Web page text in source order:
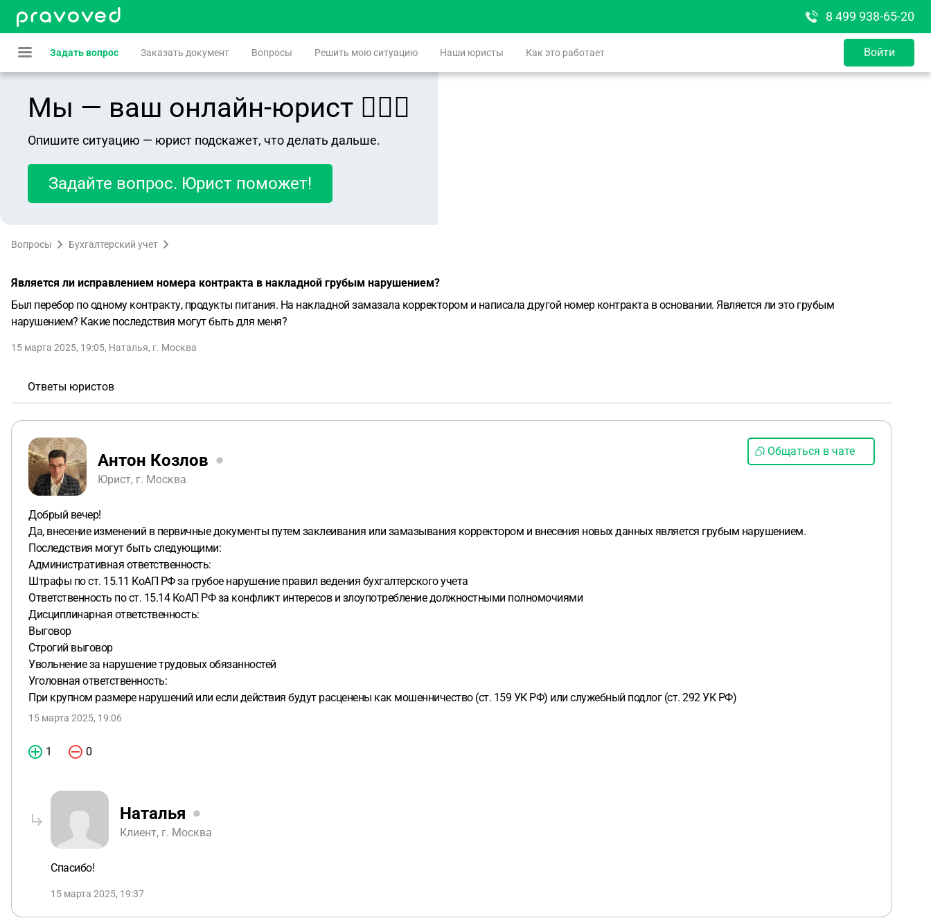
8 499 938-65-20
Задать вопрос Заказать документ Вопросы Решить мою ситуацию Наши юристы Как это работает Войти
Мы — ваш онлайн-юрист 👨🏻‍⚖️
Опишите ситуацию — юрист подскажет, что делать дальше.
Задайте вопрос. Юрист поможет!
Вопросы Бухгалтерский учет
Является ли исправлением номера контракта в накладной грубым нарушением?
Был перебор по одному контракту, продукты питания. На накладной замазала корректором и написала другой номер контракта в основании. Является ли это грубым
нарушением? Какие последствия могут быть для меня?
15 марта 2025, 19:05, Наталья, г. Москва
Ответы юристов
Антон Козлов
Юрист, г. Москва
Общаться в чате
Добрый вечер!
Да, внесение изменений в первичные документы путем заклеивания или замазывания корректором и внесения новых данных является грубым нарушением.
Последствия могут быть следующими:
Административная ответственность:
Штрафы по ст. 15.11 КоАП РФ за грубое нарушение правил ведения бухгалтерского учета
Ответственность по ст. 15.14 КоАП РФ за конфликт интересов и злоупотребление должностными полномочиями
Дисциплинарная ответственность:
Выговор
Строгий выговор
Увольнение за нарушение трудовых обязанностей
Уголовная ответственность:
При крупном размере нарушений или если действия будут расценены как мошенничество (ст. 159 УК РФ) или служебный подлог (ст. 292 УК РФ)
15 марта 2025, 19:06
1 0
Наталья
Клиент, г. Москва
Спасибо!
15 марта 2025, 19:37